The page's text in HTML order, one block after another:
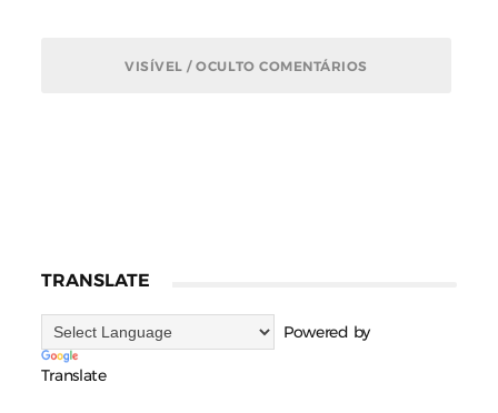
VISÍVEL / OCULTO COMENTÁRIOS
TRANSLATE
Powered by
Translate